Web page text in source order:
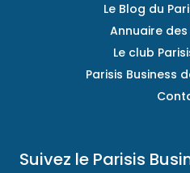
Le Blog du
Annuaire
Le club
Parisis Business
Suivez le Parisis